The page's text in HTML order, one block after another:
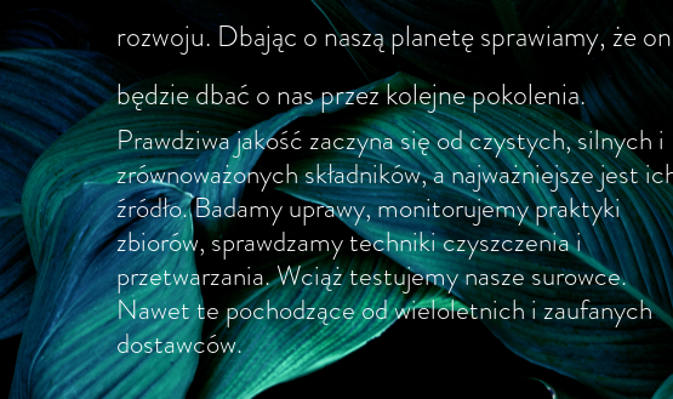
rozwoju. Dbając o naszą planetę sprawiamy, że
będzie dbać o nas przez kolejne pokolenia.
Prawdziwa jakość zaczyna się od czystych, silnych i
zrównoważonych składników, a najważniejsze jest
źródło. Badamy uprawy, monitorujemy praktyki
zbiorów, sprawdzamy techniki czyszczenia i
przetwarzania. Wciąż testujemy nasze surowce.
Nawet te pochodzące od wieloletnich i zaufanych
dostawców.